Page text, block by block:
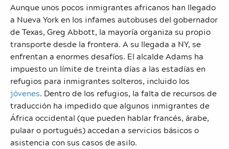
Aunque unos pocos inmigrantes africanos han llegado
a Nueva York en los infames autobuses del gobernador
de Texas, Greg Abbott, la mayoría organiza su propio
transporte desde la frontera. A su llegada a NY, se
enfrentan a enormes desafíos. El alcalde Adams ha
impuesto un límite de treinta días a las estadías en
refugios para inmigrantes solteros, incluido los
jóvenes. Dentro de los refugios, la falta de recursos de
traducción ha impedido que algunos inmigrantes de
África occidental (que pueden hablar francés, árabe,
pulaar o portugués) accedan a servicios básicos o
asistencia con sus casos de asilo.